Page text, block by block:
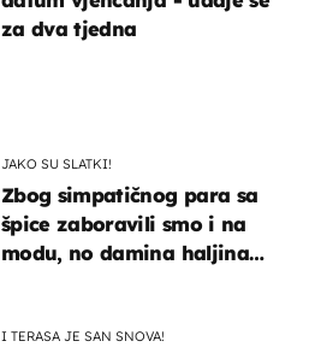
za dva tjedna
JAKO SU SLATKI!
Zbog simpatičnog para sa
špice zaboravili smo i na
modu, no damina haljina
I TERASA JE SAN SNOVA!